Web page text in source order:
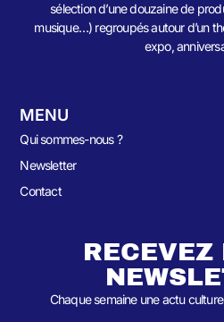
sélection d’une douzaine de
musique…) regroupés autour d’un
expo,
MENU
Qui sommes-nous ?
Newsletter
Contact
RECEVEZ
Chaque semaine une actu